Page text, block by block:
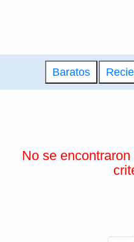
Baratos
No se